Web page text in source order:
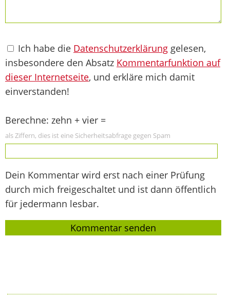
Ich habe die Datenschutzerklärung gelesen,
insbesondere den Absatz Kommentarfunktion auf
dieser Internetseite, und erkläre mich damit
einverstanden!
Berechne: zehn + vier =
als Ziffern, dies ist eine Sicherheitsabfrage gegen Spam
Dein Kommentar wird erst nach einer Prüfung
durch mich freigeschaltet und ist dann öffentlich
für jedermann lesbar.